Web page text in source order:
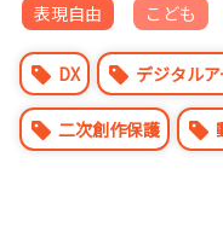
表現自由 こども
DX デジタル
二次創作保護